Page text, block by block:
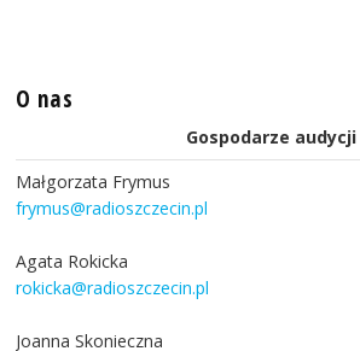
O nas
Gospodarze audycji
Małgorzata Frymus
frymus@radioszczecin.pl
Agata Rokicka
rokicka@radioszczecin.pl
Joanna Skonieczna